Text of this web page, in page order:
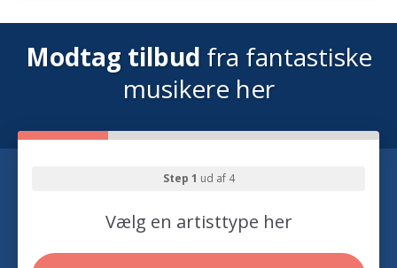
Modtag tilbud fra fantastiske
musikere her
Step 1 ud af 4
Vælg en artisttype her